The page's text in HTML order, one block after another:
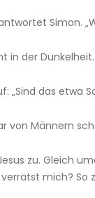
antwortet Simon.
in der
„Sind das etwa
von Männern
zu. Gleich
mich? So